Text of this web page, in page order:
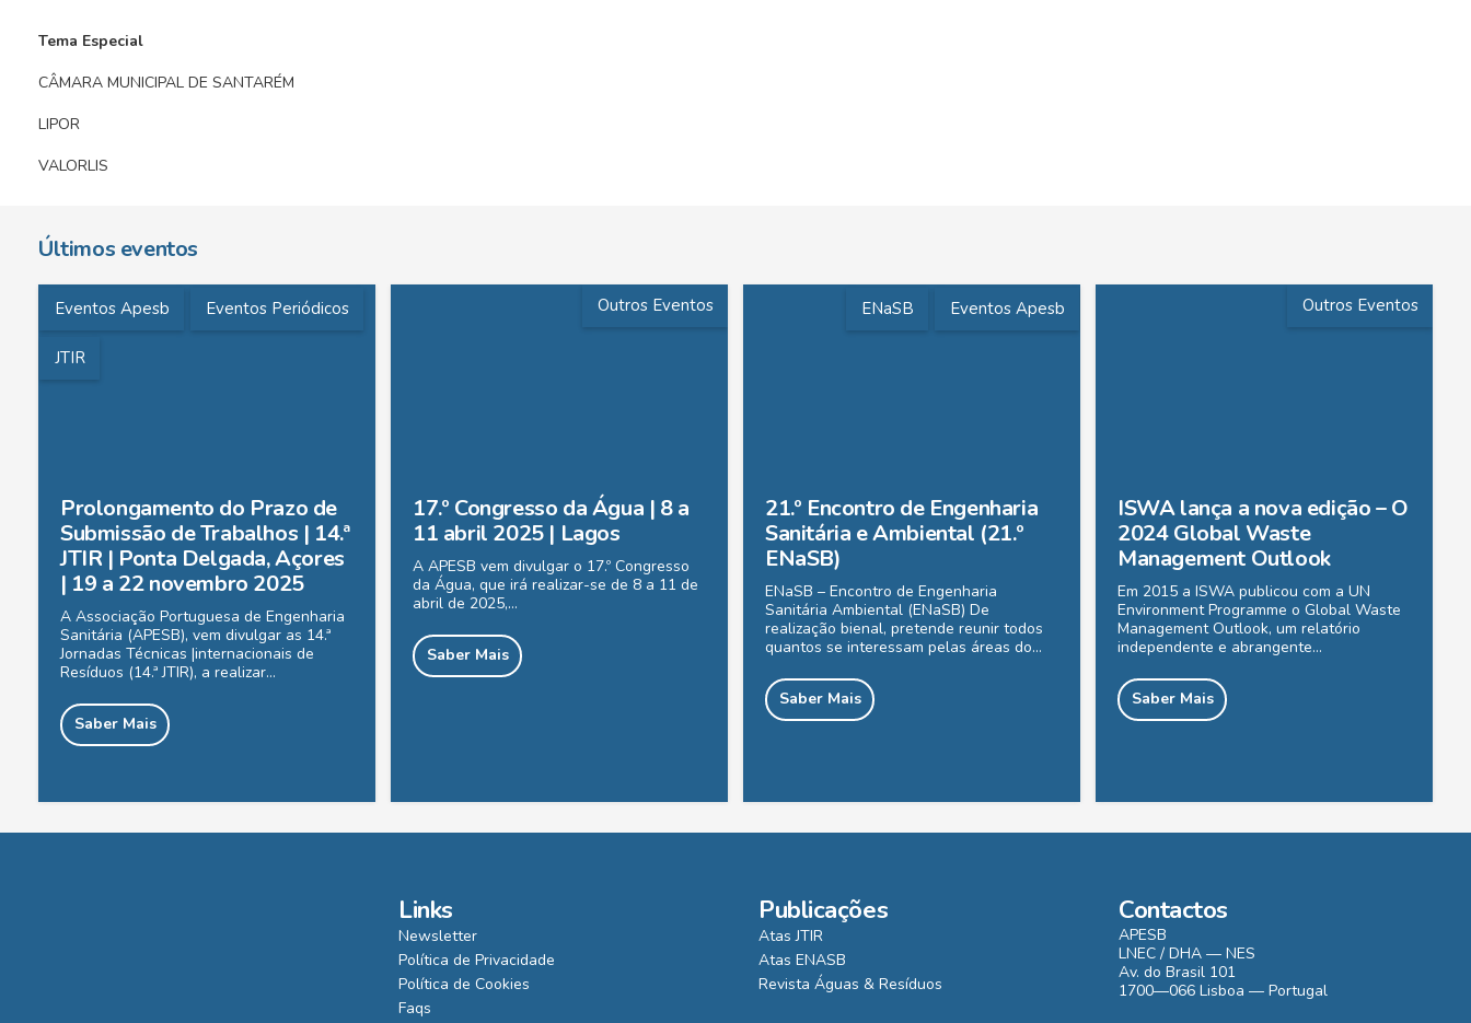
Tema Especial
CÂMARA MUNICIPAL DE SANTARÉM
LIPOR
VALORLIS
Últimos eventos
Eventos Apesb Eventos Periódicos
JTIR
Prolongamento do Prazo de
Submissão de Trabalhos | 14.ª
JTIR | Ponta Delgada, Açores
| 19 a 22 novembro 2025
A Associação Portuguesa de Engenharia
Sanitária (APESB), vem divulgar as 14.ª
Jornadas Técnicas |internacionais de
Resíduos (14.ª JTIR), a realizar…
Saber Mais
Outros Eventos
17.º Congresso da Água | 8 a
11 abril 2025 | Lagos
A APESB vem divulgar o 17.º Congresso
da Água, que irá realizar-se de 8 a 11 de
abril de 2025,…
Saber Mais
ENaSB Eventos Apesb
21.º Encontro de Engenharia
Sanitária e Ambiental (21.º
ENaSB)
ENaSB – Encontro de Engenharia
Sanitária Ambiental (ENaSB) De
realização bienal, pretende reunir todos
quantos se interessam pelas áreas do…
Saber Mais
Outros Eventos
ISWA lança a nova edição – O
2024 Global Waste
Management Outlook
Em 2015 a ISWA publicou com a UN
Environment Programme o Global Waste
Management Outlook, um relatório
independente e abrangente…
Saber Mais
Links
Newsletter
Política de Privacidade
Política de Cookies
Faqs
Publicações
Atas JTIR
Atas ENASB
Revista Águas & Resíduos
Contactos
APESB
LNEC / DHA — NES
Av. do Brasil 101
1700—066 Lisboa — Portugal